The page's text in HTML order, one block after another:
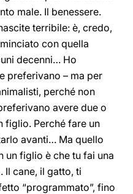
male. Il benessere.
terribile: è, credo,
con quella
decenni… Ho
preferivano – ma per
perché non
avere due o
figlio. Perché fare un
avanti… Ma quello
un figlio è che tu fai una
Il cane, il gatto, ti
“programmato”, fino